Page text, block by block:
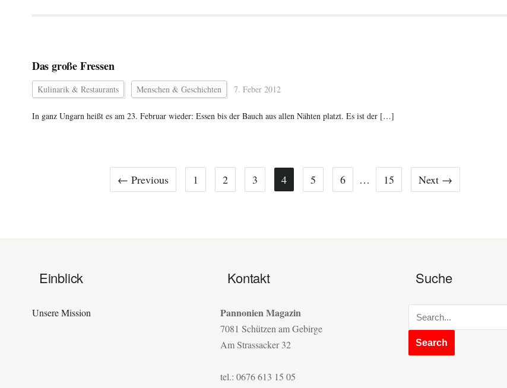
Das große Fressen
Kulinarik & Restaurants Menschen & Geschichten 7. Feber 2012
In ganz Ungarn heißt es am 23. Februar wieder: Essen bis der Bauch aus allen Nähten platzt. Es ist der […]
← Previous 1 2 3 4 5 6 … 15 Next →
Einblick
Unsere Mission
Kontakt
Pannonien Magazin
7081 Schützen am Gebirge
Am Strassacker 32
tel.: 0676 613 15 05
Suche